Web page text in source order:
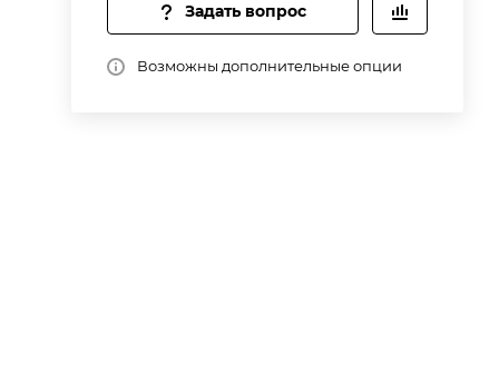
Задать вопрос
Возможны дополнительные опции